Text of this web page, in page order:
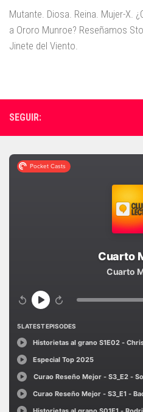
Mutante. Diosa. Reina. Mujer-X.
a Ororo Munroe? Reseñamos
Jinete del Viento.
SEGUIR: